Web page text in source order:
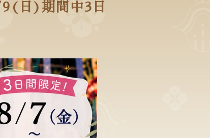
日)期間中3日